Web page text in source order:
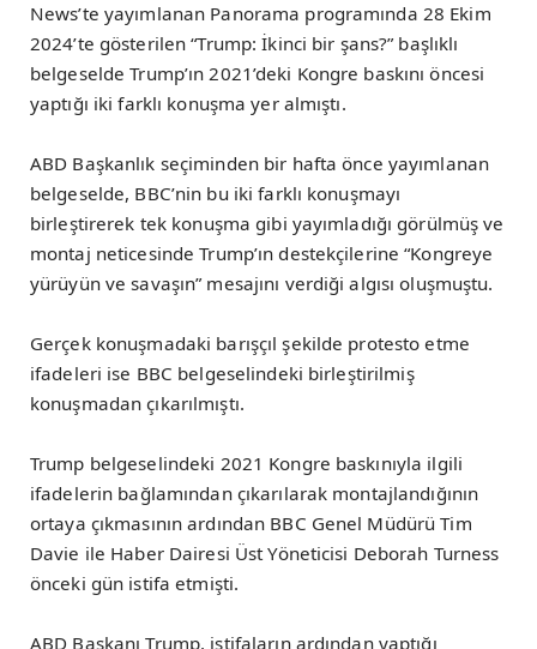
News’te yayımlanan Panorama programında 28 Ekim
2024’te gösterilen “Trump: İkinci bir şans?” başlıklı
belgeselde Trump’ın 2021’deki Kongre baskını öncesi
yaptığı iki farklı konuşma yer almıştı.
ABD Başkanlık seçiminden bir hafta önce yayımlanan
belgeselde, BBC’nin bu iki farklı konuşmayı
birleştirerek tek konuşma gibi yayımladığı görülmüş ve
montaj neticesinde Trump’ın destekçilerine “Kongreye
yürüyün ve savaşın” mesajını verdiği algısı oluşmuştu.
Gerçek konuşmadaki barışçıl şekilde protesto etme
ifadeleri ise BBC belgeselindeki birleştirilmiş
konuşmadan çıkarılmıştı.
Trump belgeselindeki 2021 Kongre baskınıyla ilgili
ifadelerin bağlamından çıkarılarak montajlandığının
ortaya çıkmasının ardından BBC Genel Müdürü Tim
Davie ile Haber Dairesi Üst Yöneticisi Deborah Turness
önceki gün istifa etmişti.
ABD Başkanı Trump, istifaların ardından yaptığı